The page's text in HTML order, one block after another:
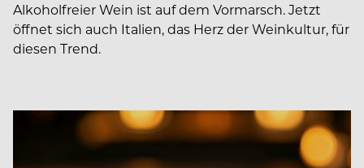
Alkoholfreier Wein ist auf dem Vormarsch. Jetzt
öffnet sich auch Italien, das Herz der Weinkultur, für
diesen Trend.